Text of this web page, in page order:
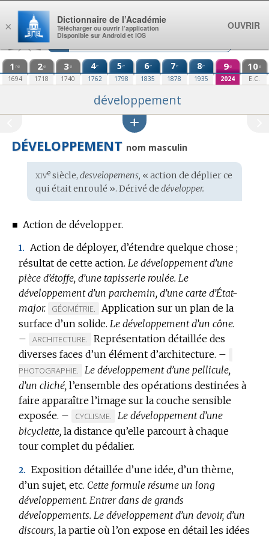
Aller au contenu
1 re
1694
2e
1718
3e
1740
4e
1762
5e
1798
6e
1835
7e
1878
8e
1935
9e
2024
10e
E.C.
développement
DÉVELOPPEMENT nom masculin
Étymologie
:
xivesiècle, desvelopemens, « action de déplier ce
qui était enroulé ». Dérivé de développer.
■ Action de développer.
1. Action de déployer, d’étendre quelque chose ;
résultat de cette action. Le développement d’une
pièce d’étoffe, d’une tapisserie roulée. Le
développement d’un parchemin, d’une carte d’État-
major.
MARQUE
DE
DOMAINE
:
GÉOMÉTRIE.
Application sur un plan de la
surface d’un solide. Le développement d’un cône.
–
MARQUE
DE
DOMAINE
:
ARCHITECTURE.
Représentation détaillée des
diverses faces d’un élément d’architecture. –
DOMAINE
PHOTOGRAPHIE.
Le développement d’une pellicule,
d’un cliché, l’ensemble des opérations destinées à
faire apparaître l’image sur la couche sensible
exposée. –
MARQUE
DE
DOMAINE
CYCLISME.
Le développement d’une
bicyclette, la distance qu’elle parcourt à chaque
tour complet du pédalier.
2. Exposition détaillée d’une idée, d’un thème,
d’un sujet, etc. Cette formule résume un long
développement. Entrer dans de grands
développements. Le développement d’un devoir, d’un
discours, la partie où l’on expose en détail les idées
×
Dictionnaire de l’Académie
Télécharger ou ouvrir l’application
Disponible sur Android et iOS
OUVRIR